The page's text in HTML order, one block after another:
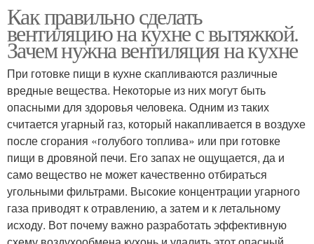
Как правильно сделать
вентиляцию на кухне с вытяжкой.
Зачем нужна вентиляция на кухне
При готовке пищи в кухне скапливаются различные
вредные вещества. Некоторые из них могут быть
опасными для здоровья человека. Одним из таких
считается угарный газ, который накапливается в воздухе
после сгорания «голубого топлива» или при готовке
пищи в дровяной печи. Его запах не ощущается, да и
само вещество не может качественно отбираться
угольными фильтрами. Высокие концентрации угарного
газа приводят к отравлению, а затем и к летальному
исходу. Вот почему важно разработать эффективную